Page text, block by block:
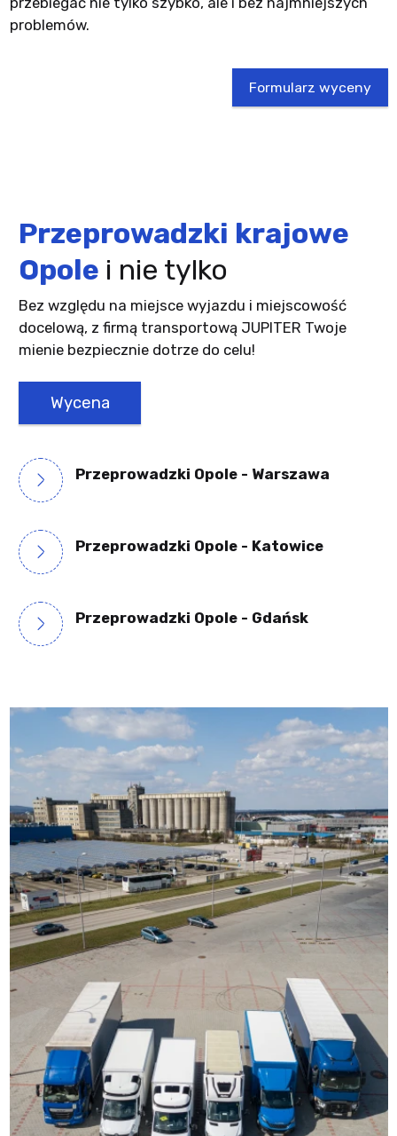
problemów.
Formularz wyceny
Przeprowadzki krajowe
Opole i nie tylko
Bez względu na miejsce wyjazdu i miejscowość
docelową, z firmą transportową JUPITER Twoje
mienie bezpiecznie dotrze do celu!
Wycena
Przeprowadzki Opole - Warszawa
Przeprowadzki Opole - Katowice
Przeprowadzki Opole - Gdańsk